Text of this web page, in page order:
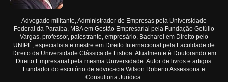
Advogado militante, Administrador de Empresas pela Universidade
Federal da Paraíba, MBA em Gestão Empresarial pela Fundação Getúlio
Vargas, professor, palestrante, empresário, Bacharel em Direito pelo
UNIPÊ, especialista e mestre em Direito Internacional pela Faculdade de
Direito da Universidade Clássica de Lisboa. Atualmente é Doutorando em
Direito Empresarial pela mesma Universidade. Autor de livros e artigos.
Fundador do escritório de advocacia Wilson Roberto Assessoria e
Consultoria Jurídica.